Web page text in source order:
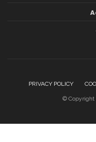
PRIVACY POLICY
© Copyright